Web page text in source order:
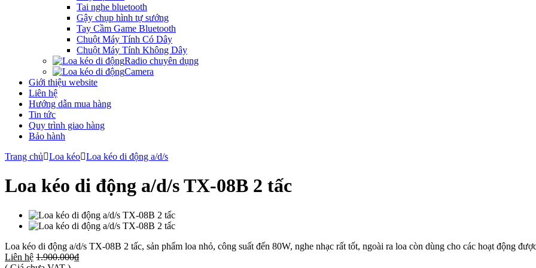
Tai nghe bluetooth
Gậy chụp hình tự sướng
Tay Cầm Game Bluetooth
Chuột Máy Tính Có Dây
Chuột Máy Tính Không Dây
Radio chuyên dụng
Camera
Giới thiệu website
Liên hệ
Hướng dẫn mua hàng
Tin tức
Quy trình giao hàng
Bảo hành
Trang chủ
Loa kéo Loa kéo di động a/d/s
Loa kéo di động a/d/s TX-08B 2 tấc
Loa kéo di động a/d/s TX-08B 2 tấc, sản phẩm loa nhỏ, công suất đến 80W, nghe nhạc rất tốt, ngoài ra loa còn dùng cho các hoạt động
Liên hệ 1.900.000₫